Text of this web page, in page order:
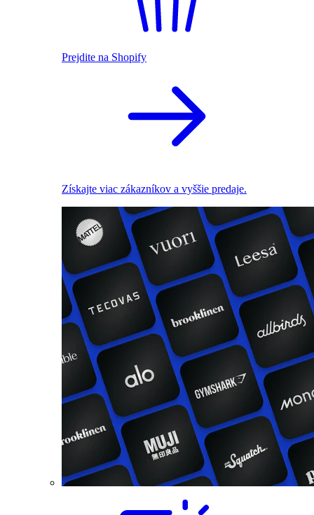
Prejdite na Shopify
Získajte viac zákazníkov a vyššie predaje.